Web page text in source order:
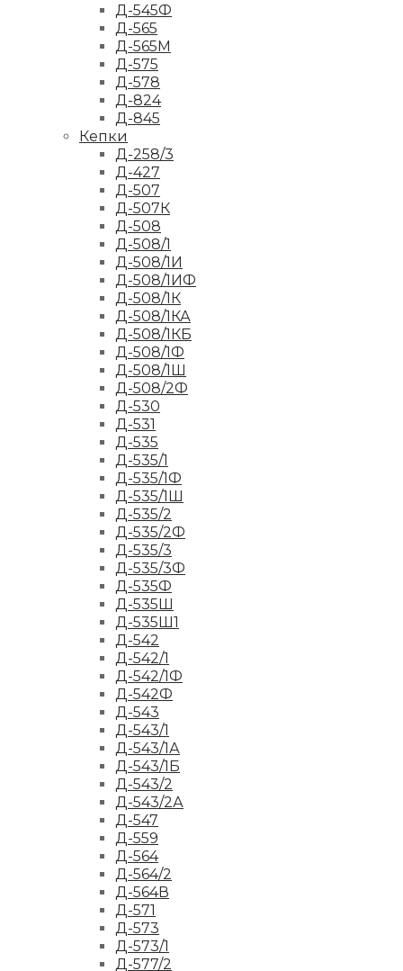
Д-545Ф
Д-565
Д-565М
Д-575
Д-578
Д-824
Д-845
Кепки
Д-258/3
Д-427
Д-507
Д-507К
Д-508
Д-508/1
Д-508/1И
Д-508/1ИФ
Д-508/1К
Д-508/1КА
Д-508/1КБ
Д-508/1Ф
Д-508/1Ш
Д-508/2Ф
Д-530
Д-531
Д-535
Д-535/1
Д-535/1Ф
Д-535/1Ш
Д-535/2
Д-535/2Ф
Д-535/3
Д-535/3Ф
Д-535Ф
Д-535Ш
Д-535Ш1
Д-542
Д-542/1
Д-542/1Ф
Д-542Ф
Д-543
Д-543/1
Д-543/1А
Д-543/1Б
Д-543/2
Д-543/2А
Д-547
Д-559
Д-564
Д-564/2
Д-564В
Д-571
Д-573
Д-573/1
Д-577/2